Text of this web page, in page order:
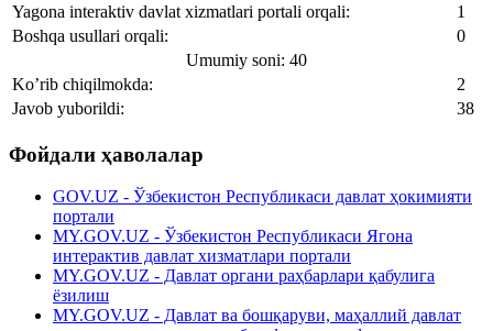
Yagona interaktiv davlat xizmatlari portali orqali:
1
Boshqa usullari orqali:
0
Umumiy soni: 40
Ko’rib chiqilmokda:
2
Javob yuborildi:
38
Фойдали ҳаволалар
GOV.UZ - Ўзбекистон Республикаси давлат ҳокимияти
портали
MY.GOV.UZ - Ўзбекистон Республикаси Ягона
интерактив давлат хизматлари портали
MY.GOV.UZ - Давлат органи раҳбарлари қабулига
ёзилиш
MY.GOV.UZ - Давлат ва бошқаруви, маҳаллий давлат